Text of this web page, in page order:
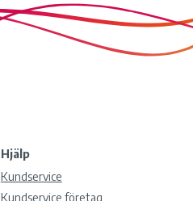
Hjälp
Kundservice
Kundservice företag